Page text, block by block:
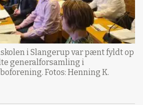
i Slangerup var pænt fyldt op
generalforsamling i
Fotos: Henning K.